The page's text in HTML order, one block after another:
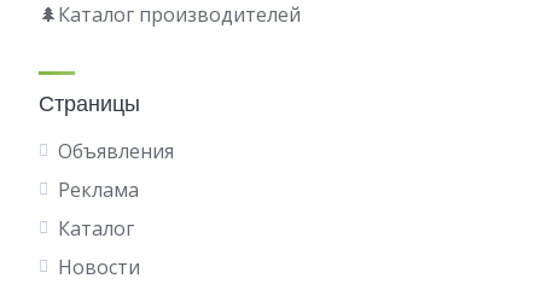
🌲Каталог производителей
Страницы
Объявления
Реклама
Каталог
Новости